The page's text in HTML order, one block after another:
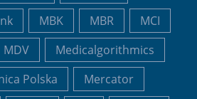
MBK MBR
MCI
MDV
Medicalgorithmics
Polska
Mercator